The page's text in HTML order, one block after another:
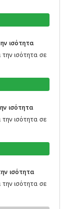
ισότητα
ισότητα σε
ισότητα
ισότητα σε
ισότητα
ισότητα σε